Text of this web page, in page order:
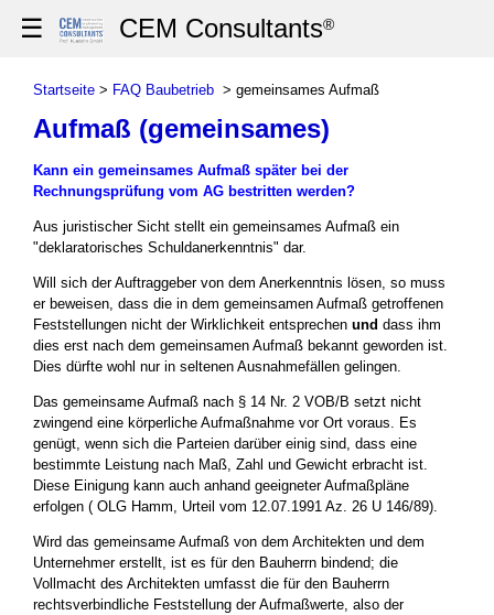
☰ CEM Consultants®
Startseite > FAQ Baubetrieb > gemeinsames Aufmaß
Aufmaß (gemeinsames)
Kann ein gemeinsames Aufmaß später bei der
Rechnungsprüfung vom AG bestritten werden?
Aus juristischer Sicht stellt ein gemeinsames Aufmaß ein
"deklaratorisches Schuldanerkenntnis" dar.
Will sich der Auftraggeber von dem Anerkenntnis lösen, so muss
er beweisen, dass die in dem gemeinsamen Aufmaß getroffenen
Feststellungen nicht der Wirklichkeit entsprechen und dass ihm
dies erst nach dem gemeinsamen Aufmaß bekannt geworden ist.
Dies dürfte wohl nur in seltenen Ausnahmefällen gelingen.
Das gemeinsame Aufmaß nach § 14 Nr. 2 VOB/B setzt nicht
zwingend eine körperliche Aufmaßnahme vor Ort voraus. Es
genügt, wenn sich die Parteien darüber einig sind, dass eine
bestimmte Leistung nach Maß, Zahl und Gewicht erbracht ist.
Diese Einigung kann auch anhand geeigneter Aufmaßpläne
erfolgen ( OLG Hamm, Urteil vom 12.07.1991 Az. 26 U 146/89).
Wird das gemeinsame Aufmaß von dem Architekten und dem
Unternehmer erstellt, ist es für den Bauherrn bindend; die
Vollmacht des Architekten umfasst die für den Bauherrn
rechtsverbindliche Feststellung der Aufmaßwerte, also der